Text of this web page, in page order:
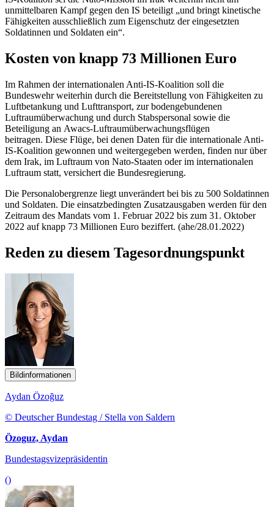
unmittelbaren Kampf gegen den IS beteiligt „und bringt kinetische
Fähigkeiten ausschließlich zum Eigenschutz der eingesetzten
Soldatinnen und Soldaten ein“.
Kosten von knapp 73 Millionen Euro
Im Rahmen der internationalen Anti-IS-Koalition soll die
Bundeswehr weiterhin durch die Bereitstellung von Fähigkeiten zu
Luftbetankung und Lufttransport, zur bodengebundenen
Luftraumüberwachung und durch Stabspersonal sowie die
Beteiligung an Awacs-Luftraumüberwachungsflügen
beitragen. Diese Flüge, bei denen Daten für die internationale Anti-
IS-Koalition gewonnen und weitergegeben werden, finden nur über
dem Irak, im Luftraum von Nato-Staaten oder im internationalen
Luftraum statt, versichert die Bundesregierung.
Die Personalobergrenze liegt unverändert bei bis zu 500 Soldatinnen
und Soldaten. Die einsatzbedingten Zusatzausgaben werden für den
Zeitraum des Mandats vom 1. Februar 2022 bis zum 31. Oktober
2022 auf knapp 73 Millionen Euro beziffert. (ahe/28.01.2022)
Reden zu diesem Tagesordnungspunkt
Bildinformationen
Aydan Özoğuz
© Deutscher Bundestag / Stella von Saldern
Özoguz, Aydan
Bundestagsvizepräsidentin
()